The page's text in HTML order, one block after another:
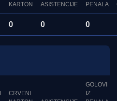
KARTON
ASISTENCIJE
PENALA
0 0 0
CRVENI
GOLOVI
IZ